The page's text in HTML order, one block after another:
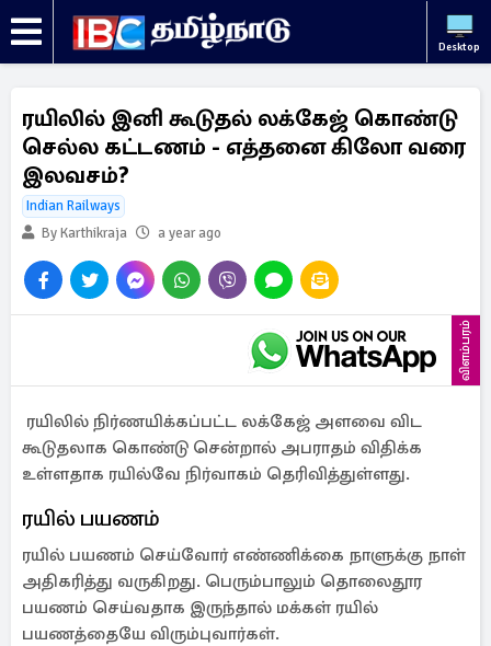
Desktop
ரயிலில் இனி கூடுதல் லக்கேஜ் கொண்டு
செல்ல கட்டணம் - எத்தனை கிலோ வரை
இலவசம்?
Indian Railways
By Karthikraja
a year ago
விளம்பரம்
ரயிலில் நிர்ணயிக்கப்பட்ட லக்கேஜ் அளவை விட
கூடுதலாக கொண்டு சென்றால் அபராதம் விதிக்க
உள்ளதாக ரயில்வே நிர்வாகம் தெரிவித்துள்ளது.
ரயில் பயணம்
ரயில் பயணம் செய்வோர் எண்ணிக்கை நாளுக்கு நாள்
அதிகரித்து வருகிறது. பெரும்பாலும் தொலைதூர
பயணம் செய்வதாக இருந்தால் மக்கள் ரயில்
பயணத்தையே விரும்புவார்கள்.